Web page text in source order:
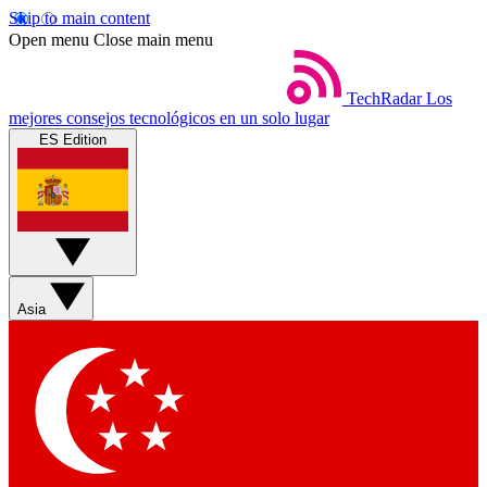
Skip to main content
Open menu Close main menu
TechRadar Los
mejores consejos tecnológicos en un solo lugar
ES Edition
Asia